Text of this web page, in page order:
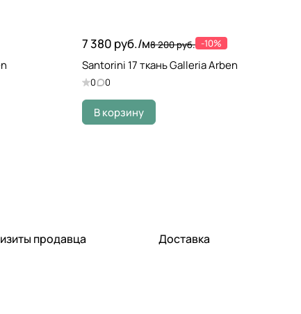
7 380 руб./м8 200 руб. -10%
Santorini 17 ткань Galleria Arben
0 0
В корзину
продавца Доставка